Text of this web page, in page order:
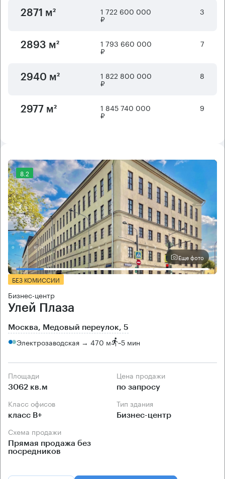
2871 м² 1 722 600 000
₽
3
2893 м² 1 793 660 000
₽
7
2940 м² 1 822 800 000
₽
8
2977 м² 1 845 740 000
₽
9
8.2
Еще фото
БЕЗ КОМИССИИ
Бизнес-центр
Улей Плаза
Москва, Медовый переулок, 5
Электрозаводская → 470 м ~5 мин
Площади
3062 кв.м
Цена продажи
по запросу
Класс офисов
класс B+
Тип здания
Бизнес-центр
Схема продажи
Прямая продажа без
посредников